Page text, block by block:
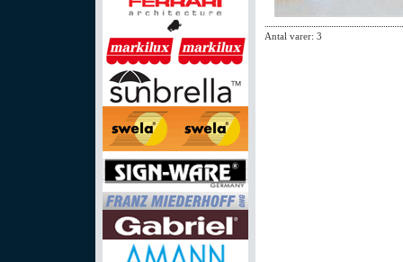
Antal varer: 3